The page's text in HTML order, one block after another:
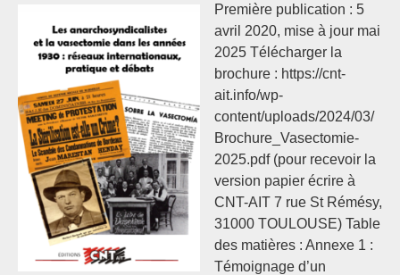
Première publication : 5
avril 2020, mise à jour mai
2025 Télécharger la
brochure : https://cnt-
ait.info/wp-
content/uploads/2024/03/
Brochure_Vasectomie-
2025.pdf (pour recevoir la
version papier écrire à
CNT-AIT 7 rue St Rémésy,
31000 TOULOUSE) Table
des matières : Annexe 1 :
Témoignage d’un